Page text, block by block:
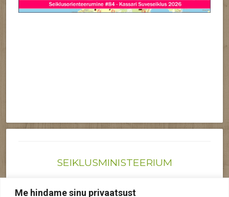
Me hindame sinu privaatsust
SEIKLUSMINISTEERIUM